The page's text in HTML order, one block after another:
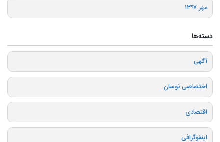
مهر ۱۳۹۷
دسته‌ها
آگهی
اختصاصی نوسان
اقتصادی
اینفوگرافی